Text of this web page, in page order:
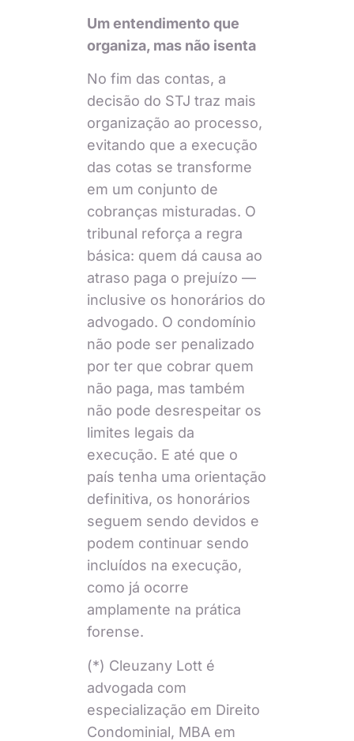
Um entendimento que
organiza, mas não isenta
No fim das contas, a
decisão do STJ traz mais
organização ao processo,
evitando que a execução
das cotas se transforme
em um conjunto de
cobranças misturadas. O
tribunal reforça a regra
básica: quem dá causa ao
atraso paga o prejuízo —
inclusive os honorários do
advogado. O condomínio
não pode ser penalizado
por ter que cobrar quem
não paga, mas também
não pode desrespeitar os
limites legais da
execução. E até que o
país tenha uma orientação
definitiva, os honorários
seguem sendo devidos e
podem continuar sendo
incluídos na execução,
como já ocorre
amplamente na prática
forense.
(*) Cleuzany Lott é
advogada com
especialização em Direito
Condominial, MBA em